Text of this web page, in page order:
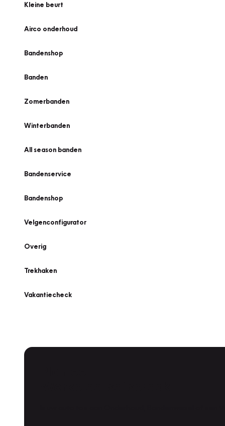
Kleine beurt
Airco onderhoud
Bandenshop
Banden
Zomerbanden
Winterbanden
All season banden
Bandenservice
Bandenshop
Velgenconfigurator
Overig
Trekhaken
Vakantiecheck